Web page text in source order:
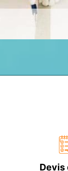
Devis